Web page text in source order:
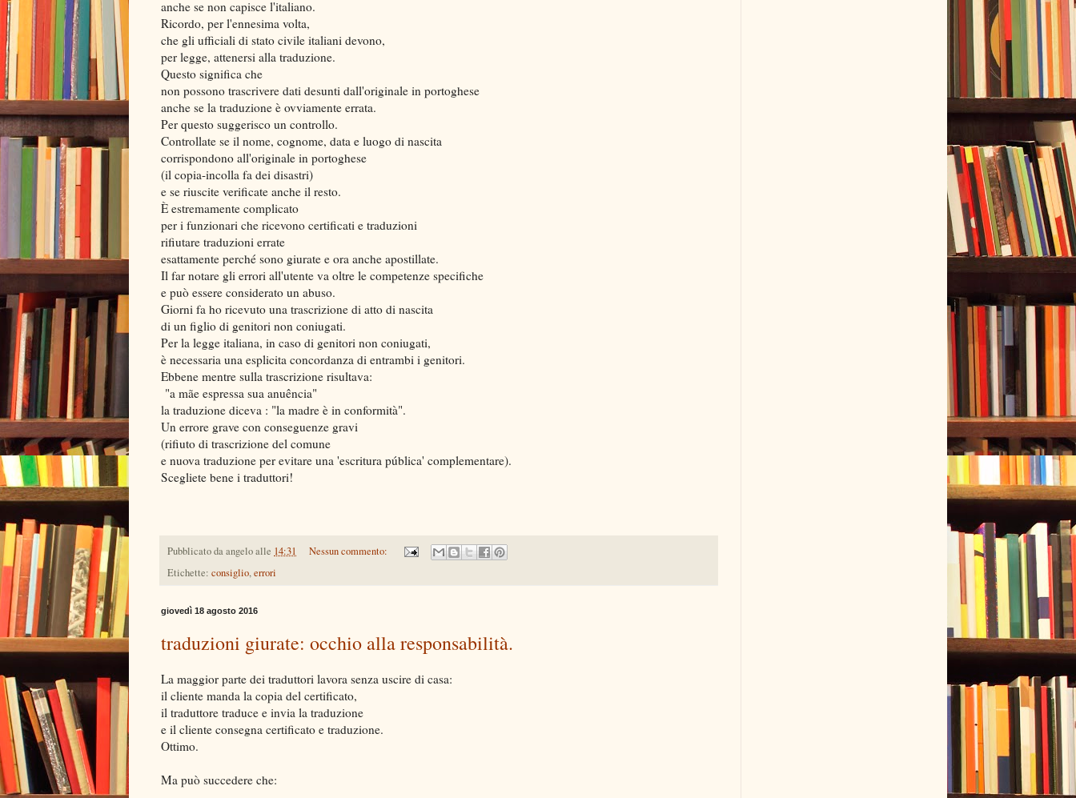
anche se non capisce l'italiano.
Ricordo, per l'ennesima volta,
che gli ufficiali di stato civile italiani devono,
per legge, attenersi alla traduzione.
Questo significa che
non possono trascrivere dati desunti dall'originale in portoghese
anche se la traduzione è ovviamente errata.
Per questo suggerisco un controllo.
Controllate se il nome, cognome, data e luogo di nascita
corrispondono all'originale in portoghese
(il copia-incolla fa dei disastri)
e se riuscite verificate anche il resto.
È estremamente complicato
per i funzionari che ricevono certificati e traduzioni
rifiutare traduzioni errate
esattamente perché sono giurate e ora anche apostillate.
Il far notare gli errori all'utente va oltre le competenze specifiche
e può essere considerato un abuso.
Giorni fa ho ricevuto una trascrizione di atto di nascita
di un figlio di genitori non coniugati.
Per la legge italiana, in caso di genitori non coniugati,
è necessaria una esplicita concordanza di entrambi i genitori.
Ebbene mentre sulla trascrizione risultava:
"a mãe espressa sua anuência"
la traduzione diceva : "la madre è in conformità".
Un errore grave con conseguenze gravi
(rifiuto di trascrizione del comune
e nuova traduzione per evitare una 'escritura pública' complementare).
Scegliete bene i traduttori!
Pubblicato daangeloalle 14:31
Nessun commento:
Etichette: consiglio,errori
giovedì 18 agosto 2016
traduzioni giurate: occhio alla responsabilità.
La maggior parte dei traduttori lavora senza uscire di casa:
il cliente manda la copia del certificato,
il traduttore traduce e invia la traduzione
e il cliente consegna certificato e traduzione.
Ottimo.
Ma può succedere che: